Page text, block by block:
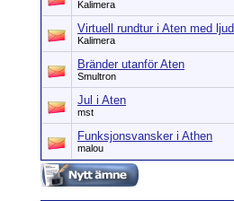
Kalimera
Virtuell rundtur i Aten med ljud
Kalimera
Bränder utanför Aten
Smultron
Jul i Aten
mst
Funksjonsvansker i Athen
malou